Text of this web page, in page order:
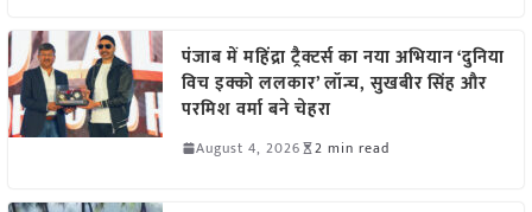
पंजाब में महिंद्रा ट्रैक्टर्स का नया अभियान ‘दुनिया
विच इक्को ललकार’ लॉन्च, सुखबीर सिंह और
परमिश वर्मा बने चेहरा
August 4, 2026 2 min read